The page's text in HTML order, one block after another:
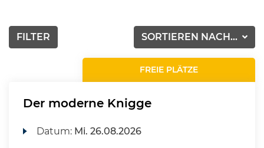
SORTIEREN NACH...
FILTER
FREIE PLÄTZE
Der moderne Knigge
Datum: Mi. 26.08.2026